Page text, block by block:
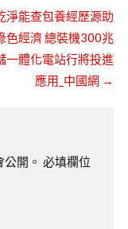
淨能查包養經歷源助
色經濟 總裝機300兆
一體化電站行將投進
應用_中國網 →
開。 必填欄位